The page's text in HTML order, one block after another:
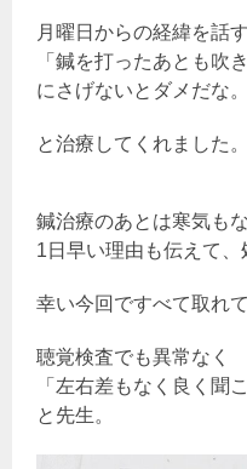
月曜日からの経緯を話
「鍼を打ったあとも吹
にさげないとダメだな。
と治療してくれました。
鍼治療のあとは寒気も
1日早い理由も伝えて、
幸い今回ですべて取れ
聴覚検査でも異常なく
「左右差もなく良く聞
と先生。